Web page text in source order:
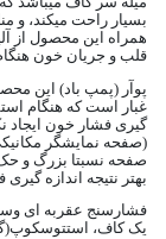
همراه این محصول از
قلب و جریان خون
پوآر (پمپ باد) این
غبار است که هنگام
گیری فشار خون ایجاد
صفحه نسبتا بزرگ و حک
بهتر نتیجه اندازه
فشارسنج عقربه ای
یک کاف،